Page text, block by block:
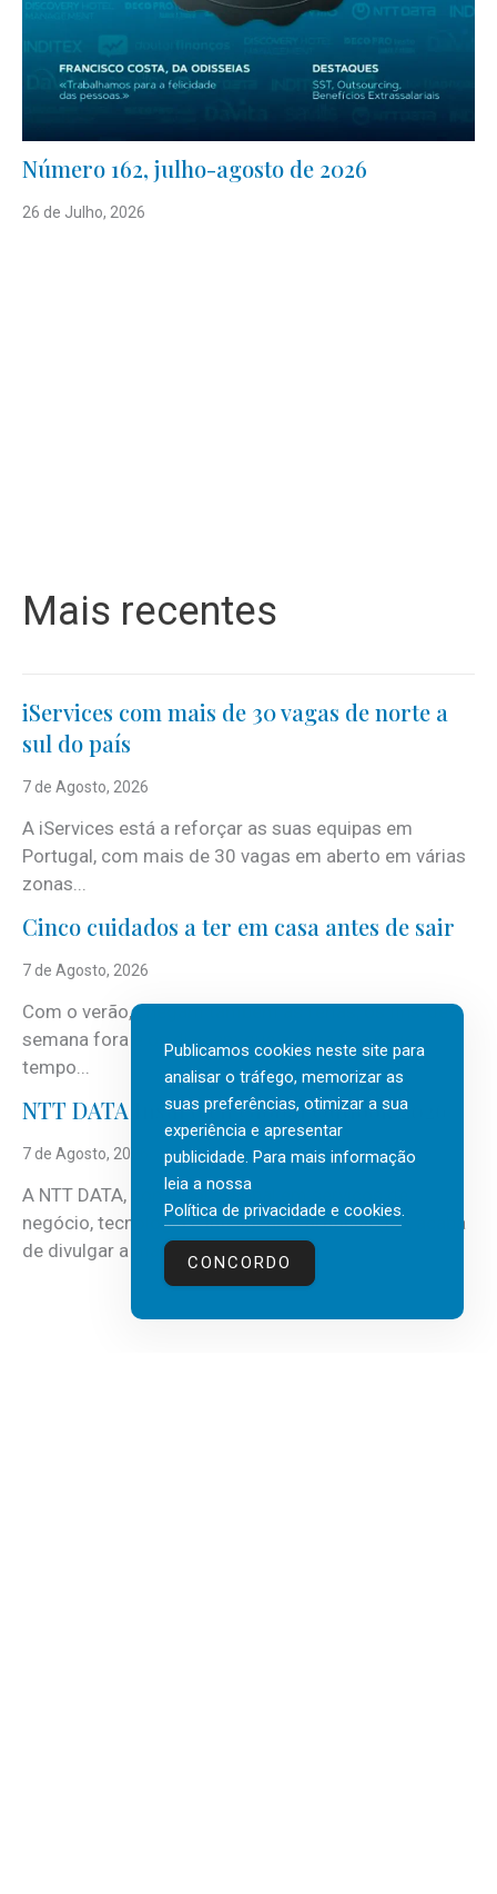
Número 162, julho-agosto de 2026
26 de Julho, 2026
Mais recentes
iServices com mais de 30 vagas de norte a
sul do país
7 de Agosto, 2026
A iServices está a reforçar as suas equipas em
Portugal, com mais de 30 vagas em aberto em várias
zonas...
Cinco cuidados a ter em casa antes de sair
7 de Agosto, 2026
Com o verão, chegam também as férias, os fins-de-
semana fora e os dias em que a casa fica mais
tempo...
NTT DATA Insurtech Global Outlook 2026
7 de Agosto, 2026
A NTT DATA, consultora global em serviços de
negócio, tecnologia e inteligência artificial (IA), acaba
de divulgar a mais recente...
Publicamos cookies neste site para
analisar o tráfego, memorizar as
suas preferências, otimizar a sua
experiência e apresentar
publicidade. Para mais informação
leia a nossa
Política de privacidade e cookies.
CONCORDO